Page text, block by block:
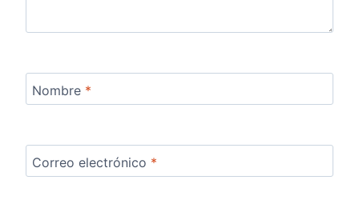
Nombre *
Correo electrónico *